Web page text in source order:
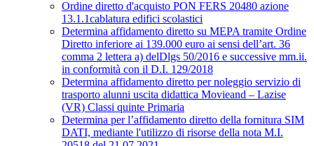
Ordine diretto d'acquisto PON FERS 20480 azione
13.1.1cablatura edifici scolastici
Determina affidamento diretto su MEPA tramite Ordine
Diretto inferiore ai 139.000 euro ai sensi dell’art. 36
comma 2 lettera a) delDlgs 50/2016 e successive mm.ii.
in conformità con il D.I. 129/2018
Determina affidamento diretto per noleggio servizio di
trasporto alunni uscita didattica Movieand – Lazise
(VR) Classi quinte Primaria
Determina per l’affidamento diretto della fornitura SIM
DATI, mediante l'utilizzo di risorse della nota M.I.